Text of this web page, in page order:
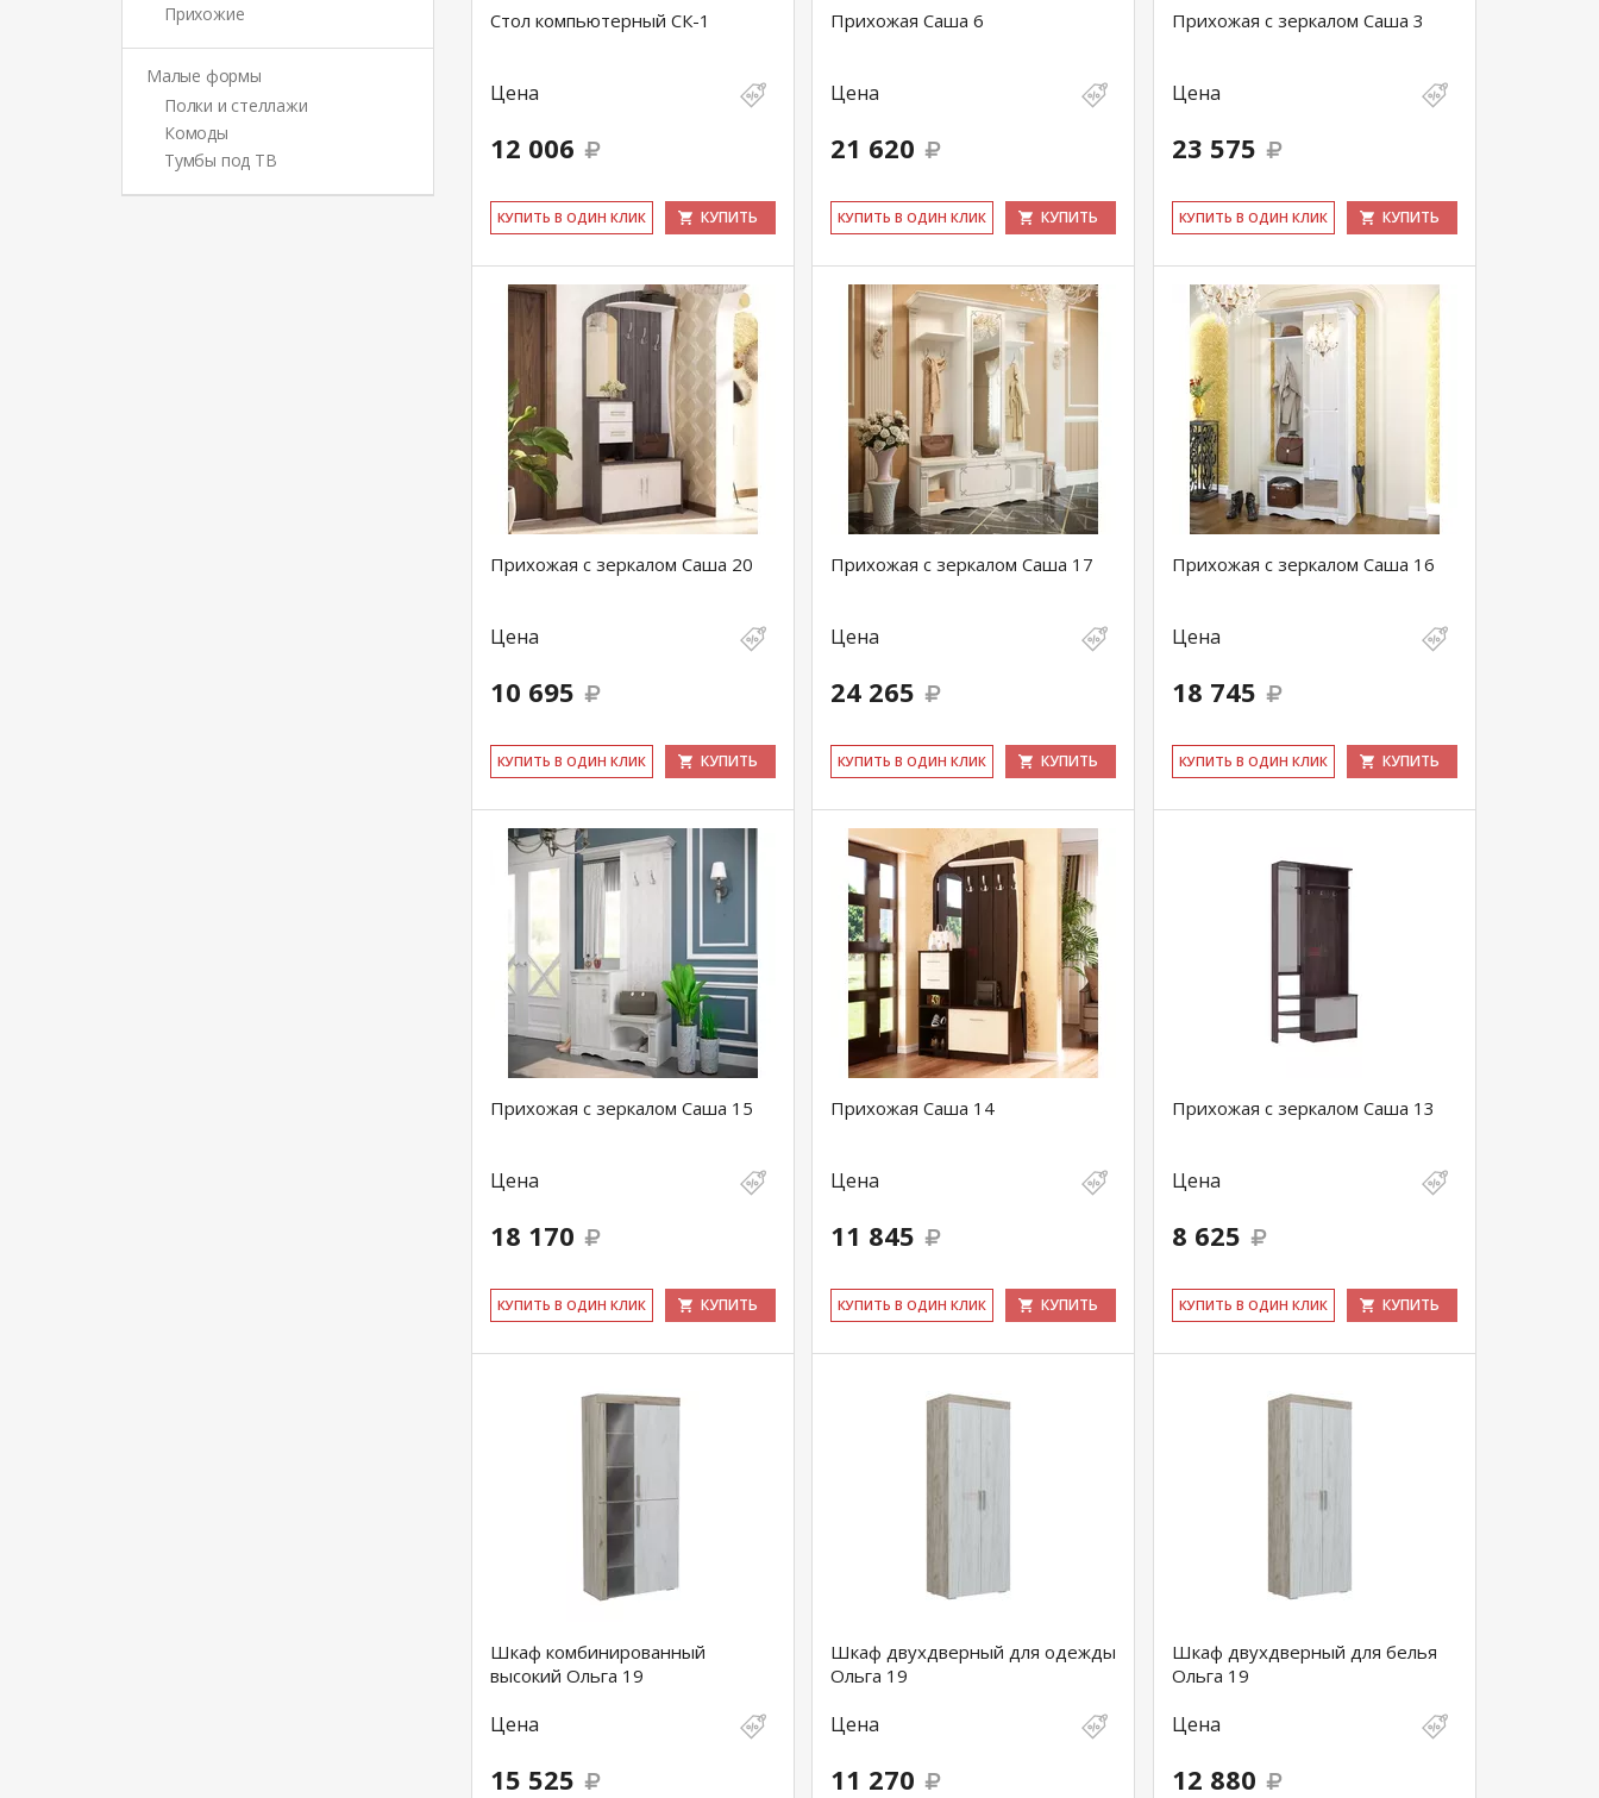
Стол компьютерный СК-1
Цена
12 006
КУ­ПИТЬ В ОДИН КЛИК КУПИТЬ
Прихожая Саша 6
Цена
21 620
КУ­ПИТЬ В ОДИН КЛИК КУПИТЬ
Прихожая с зеркалом Саша 3
Цена
23 575
КУ­ПИТЬ В ОДИН КЛИК КУПИТЬ
Прихожая с зеркалом Саша 20
Цена
10 695
КУ­ПИТЬ В ОДИН КЛИК КУПИТЬ
Прихожая с зеркалом Саша 17
Цена
24 265
КУ­ПИТЬ В ОДИН КЛИК КУПИТЬ
Прихожая с зеркалом Саша 16
Цена
18 745
КУ­ПИТЬ В ОДИН КЛИК КУПИТЬ
Прихожая с зеркалом Саша 15
Цена
18 170
КУ­ПИТЬ В ОДИН КЛИК КУПИТЬ
Прихожая Саша 14
Цена
11 845
КУ­ПИТЬ В ОДИН КЛИК КУПИТЬ
Прихожая с зеркалом Саша 13
Цена
8 625
КУ­ПИТЬ В ОДИН КЛИК КУПИТЬ
Шкаф комбинированный
высокий Ольга 19
Цена
15 525
Шкаф двухдверный для одежды
Ольга 19
Цена
11 270
Шкаф двухдверный для белья
Ольга 19
Цена
12 880
Прихожие
Малые формы
Полки и стеллажи
Комоды
Тумбы под ТВ